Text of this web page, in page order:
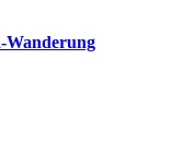
Wanderung